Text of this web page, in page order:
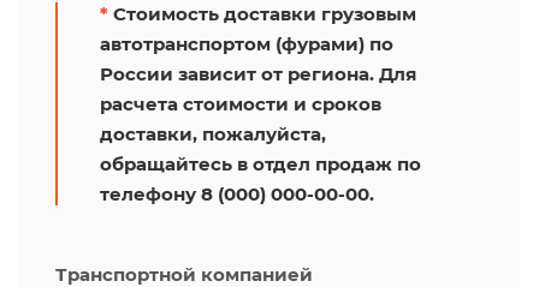
* Стоимость доставки грузовым
автотранспортом (фурами) по
России зависит от региона. Для
расчета стоимости и сроков
доставки, пожалуйста,
обращайтесь в отдел продаж по
телефону 8 (000) 000-00-00.
Транспортной компанией